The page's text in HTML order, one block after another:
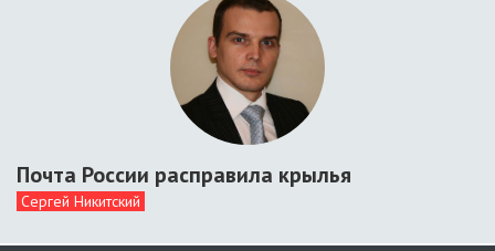
Почта России расправила крылья
Сергей Никитский